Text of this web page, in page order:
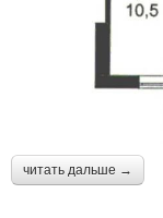
читать дальше →